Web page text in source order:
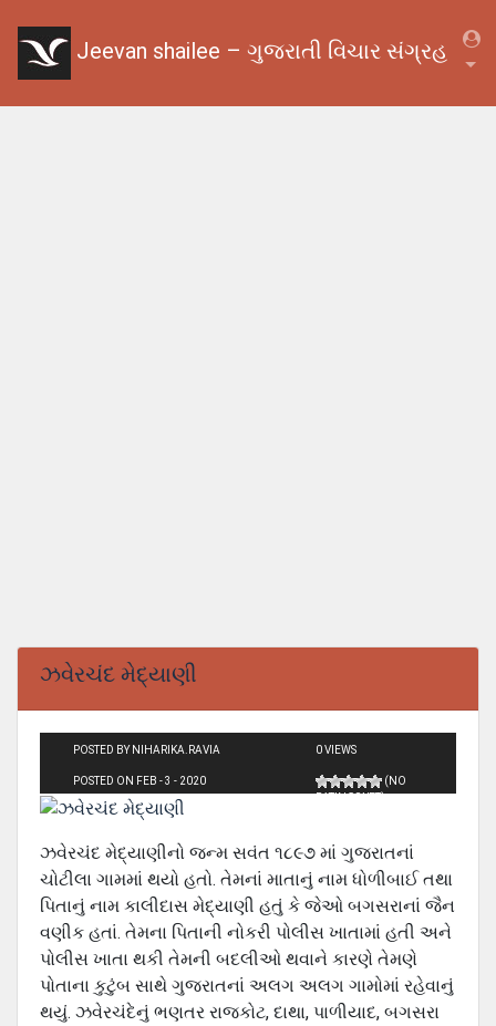
Jeevan shailee – ગુજરાતી વિચાર સંગ્રહ
ઝવેરચંદ મેદ્યાણી
POSTED BY NIHARIKA.RAVIA
POSTED ON FEB - 3 - 2020
0 VIEWS
(NO
RATINGS YET)
ઝવેરચંદ મેદ્યાણીનો જન્મ સવંત ૧૮૯૭ માં ગુજરાતનાં
ચોટીલા ગામમાં થયો હતો. તેમનાં માતાનું નામ ધોળીબાઈ તથા
પિતાનું નામ કાલીદાસ મેદ્યાણી હતું કે જેઓ બગસરાનાં જૈન
વણીક હતાં. તેમના પિતાની નોકરી પોલીસ ખાતામાં હતી અને
પોલીસ ખાતા થકી તેમની બદલીઓ થવાને કારણે તેમણે
પોતાના કુટુંબ સાથે ગુજરાતનાં અલગ અલગ ગામોમાં રહેવાનું
થયું. ઝવેરચંદેનું ભણતર રાજકોટ, દાથા, પાળીયાદ, બગસરા